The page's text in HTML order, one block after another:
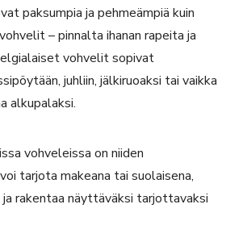
paksumpia ja pehmeämpiä kuin
– pinnalta ihanan rapeita ja
vohvelit sopivat
juhliin, jälkiruoaksi tai vaikka
alkupalaksi.
vohveleissa on niiden
tarjota makeana tai suolaisena,
rakentaa näyttäväksi tarjottavaksi